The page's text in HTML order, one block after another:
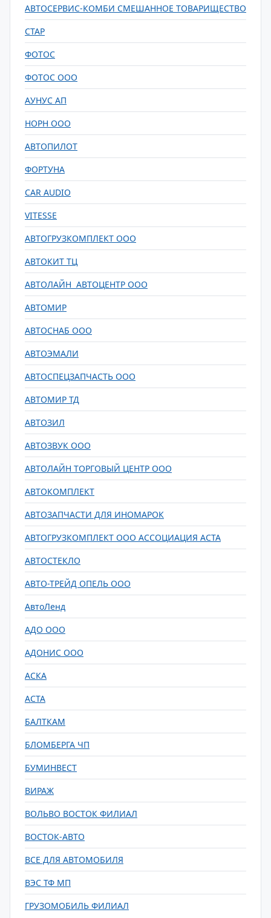
АВТОСЕРВИС-КОМБИ СМЕШАННОЕ ТОВАРИЩЕСТВО
СТАР
ФОТОС
ФОТОС ООО
АУНУС АП
НОРН ООО
АВТОПИЛОТ
ФОРТУНА
CAR AUDIO
VITESSE
АВТОГРУЗКОМПЛЕКТ ООО
АВТОКИТ ТЦ
АВТОЛАЙН АВТОЦЕНТР ООО
АВТОМИР
АВТОСНАБ ООО
АВТОЭМАЛИ
АВТОСПЕЦЗАПЧАСТЬ ООО
АВТОМИР ТД
АВТОЗИЛ
АВТОЗВУК ООО
АВТОЛАЙН ТОРГОВЫЙ ЦЕНТР ООО
АВТОКОМПЛЕКТ
АВТОЗАПЧАСТИ ДЛЯ ИНОМАРОК
АВТОГРУЗКОМПЛЕКТ ООО АССОЦИАЦИЯ АСТА
АВТОСТЕКЛО
АВТО-ТРЕЙД ОПЕЛЬ ООО
АвтоЛенд
АДО ООО
АДОНИС ООО
АСКА
АСТА
БАЛТКАМ
БЛОМБЕРГА ЧП
БУМИНВЕСТ
ВИРАЖ
ВОЛЬВО ВОСТОК ФИЛИАЛ
ВОСТОК-АВТО
ВСЕ ДЛЯ АВТОМОБИЛЯ
ВЭС ТФ МП
ГРУЗОМОБИЛЬ ФИЛИАЛ